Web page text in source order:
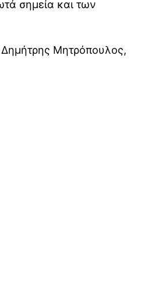
σημεία και των
Δημήτρης Μητρόπουλος,